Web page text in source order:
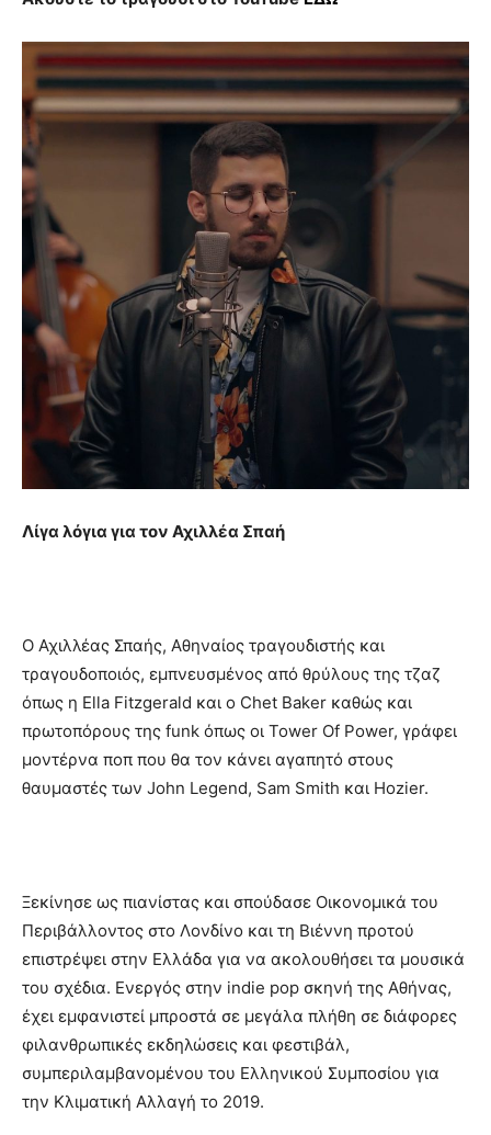
Λίγα λόγια για τον Αχιλλέα Σπαή
Ο Αχιλλέας Σπαής, Αθηναίος τραγουδιστής και
τραγουδοποιός, εμπνευσμένος από θρύλους της τζαζ
όπως η Ella Fitzgerald και ο Chet Baker καθώς και
πρωτοπόρους της funk όπως οι Tower Of Power, γράφει
μοντέρνα ποπ που θα τον κάνει αγαπητό στους
θαυμαστές των John Legend, Sam Smith και Hozier.
Ξεκίνησε ως πιανίστας και σπούδασε Οικονομικά του
Περιβάλλοντος στο Λονδίνο και τη Βιέννη προτού
επιστρέψει στην Ελλάδα για να ακολουθήσει τα μουσικά
του σχέδια. Ενεργός στην indie pop σκηνή της Αθήνας,
έχει εμφανιστεί μπροστά σε μεγάλα πλήθη σε διάφορες
φιλανθρωπικές εκδηλώσεις και φεστιβάλ,
συμπεριλαμβανομένου του Ελληνικού Συμποσίου για
την Κλιματική Αλλαγή το 2019.